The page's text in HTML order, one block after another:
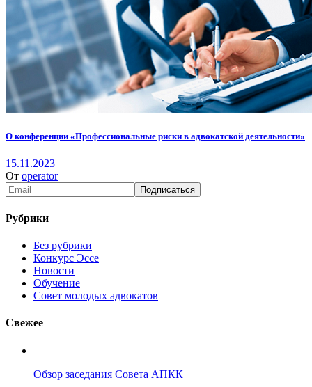
О конференции «Профессиональные риски в адвокатской деятельности»
15.11.2023
От operator
Рубрики
Без рубрики
Конкурс Эссе
Новости
Обучение
Совет молодых адвокатов
Свежее
Обзор заседания Совета АПКК